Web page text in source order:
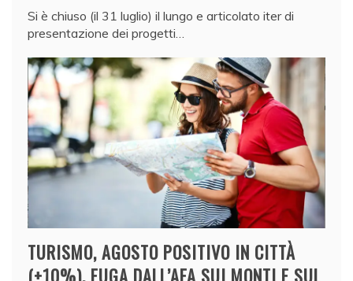
Si è chiuso (il 31 luglio) il lungo e articolato iter di
presentazione dei progetti…
TURISMO, AGOSTO POSITIVO IN CITTÀ
(+10%). FUGA DALL’AFA SUI MONTI E SUL